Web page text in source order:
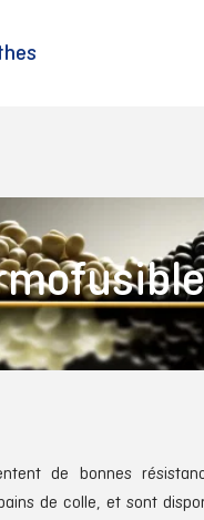
de bonnes
de colle, et sont